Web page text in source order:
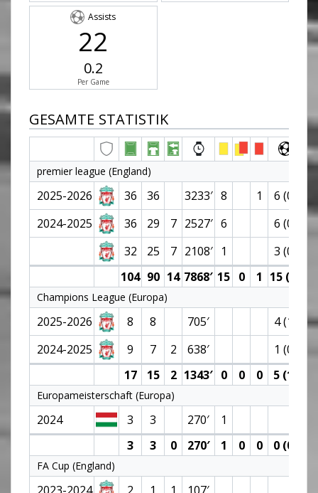
Assists
22
0.2
Per Game
GESAMTE STATISTIK
premier league (England)
2025-2026 36 36 3233′ 8 1 6 (0)
2024-2025
36 29 7 2527′ 6 6 (0)
32
25 7 2108′ 1 3 (0)
104 90 14 7868′ 15 0 1 15 (0)
Champions League (Europa)
2025-2026 8 8 705′ 4 (1)
4
2024-2025
9 7 2 638′ 1 (0)
17
15 2 1343′ 0 0 0 5 (1)
Europameisterschaft (Europa)
2024 3 3 270′ 1
3
3 0 270′ 1 0 0 0 (0)
FA Cup (England)
2023-2024 2 1 1 107′